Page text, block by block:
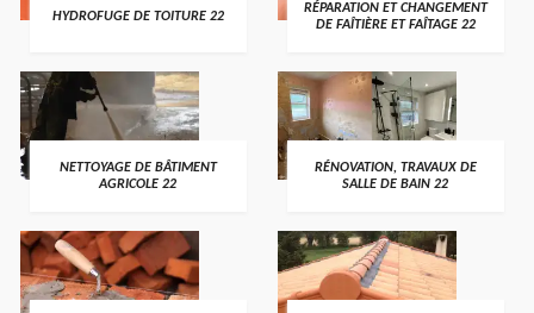
HYDROFUGE DE TOITURE 22
RÉPARATION ET CHANGEMENT
DE FAÎTIÈRE ET FAÎTAGE 22
NETTOYAGE DE BÂTIMENT
AGRICOLE 22
RÉNOVATION, TRAVAUX DE
SALLE DE BAIN 22